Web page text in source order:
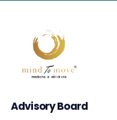
Advisory Board